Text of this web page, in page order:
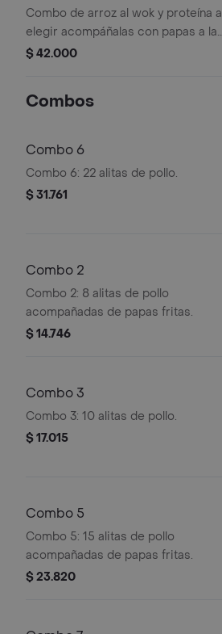
Combo de arroz al wok y proteína a
elegir acompáñalas con papas a la
francesa, para 2 personas.
$ 42.000
Combos
Combo 6
Combo 6: 22 alitas de pollo.
$ 31.761
Combo 2
Combo 2: 8 alitas de pollo
acompañadas de papas fritas.
$ 14.746
Combo 3
Combo 3: 10 alitas de pollo.
$ 17.015
Combo 5
Combo 5: 15 alitas de pollo
acompañadas de papas fritas.
$ 23.820